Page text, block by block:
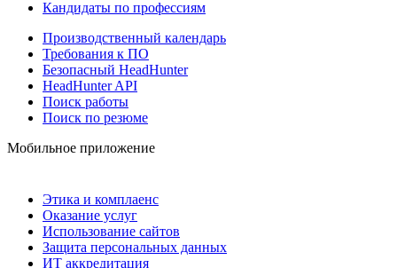
Кандидаты по профессиям
Производственный календарь
Требования к ПО
Безопасный HeadHunter
HeadHunter API
Поиск работы
Поиск по резюме
Мобильное приложение
Этика и комплаенс
Оказание услуг
Использование сайтов
Защита персональных данных
ИТ аккредитация